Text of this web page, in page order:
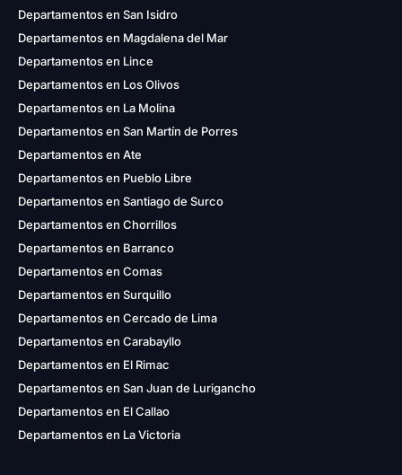
Departamentos en San Isidro
Departamentos en Magdalena del Mar
Departamentos en Lince
Departamentos en Los Olivos
Departamentos en La Molina
Departamentos en San Martín de Porres
Departamentos en Ate
Departamentos en Pueblo Libre
Departamentos en Santiago de Surco
Departamentos en Chorrillos
Departamentos en Barranco
Departamentos en Comas
Departamentos en Surquillo
Departamentos en Cercado de Lima
Departamentos en Carabayllo
Departamentos en El Rimac
Departamentos en San Juan de Lurigancho
Departamentos en El Callao
Departamentos en La Victoria